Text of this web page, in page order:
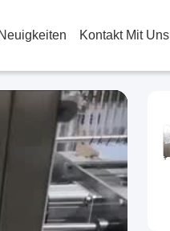
Neuigkeiten Kontakt Mit Uns